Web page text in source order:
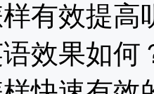
有效提高
效果如何